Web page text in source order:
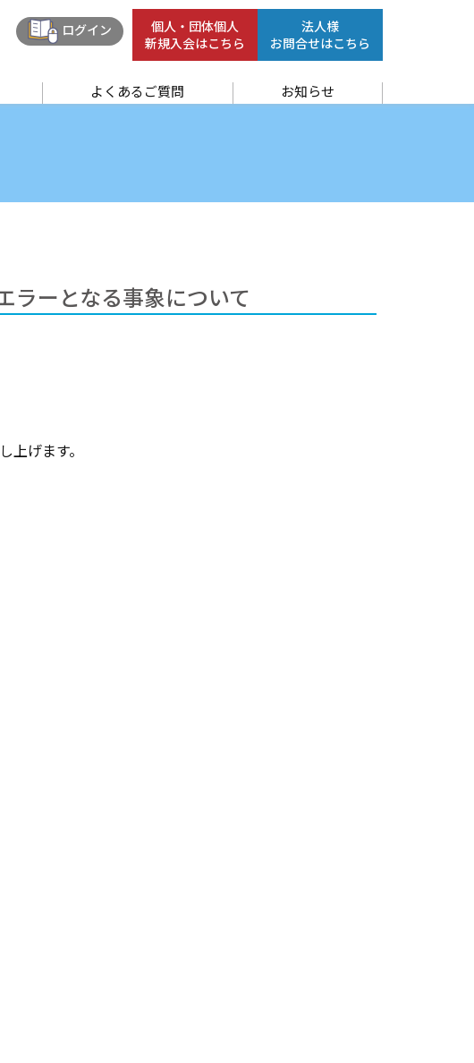
ログイン
個人・団体個人
新規入会はこちら
法人様
お問合せはこちら
よくあるご質問 お知らせ
ーとなる事象について
げます。